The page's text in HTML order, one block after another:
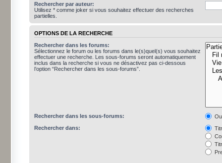
Rechercher par auteur:
Utilisez * comme joker si vous souhaitez effectuer des recherches
partielles.
OPTIONS DE LA RECHERCHE
Rechercher dans les forums:
Sélectionnez le forum ou les forums dans le(s)quel(s) vous souhaitez
effectuer une recherche. Les sous-forums seront automatiquement
inclus dans la recherche si vous ne désactivez pas ci-dessous
l’option “Rechercher dans les sous-forums”.
Rechercher dans les sous-forums:
Rechercher dans: